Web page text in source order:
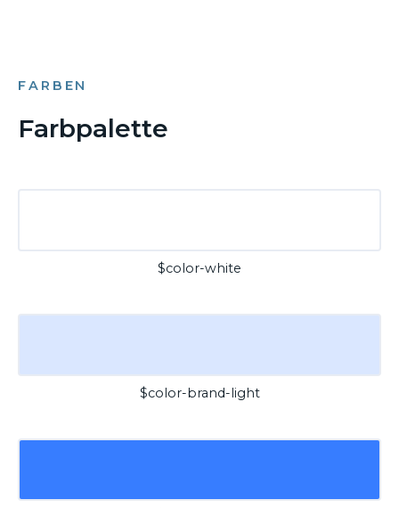
FARBEN
Farbpalette
$color-white
$color-brand-light